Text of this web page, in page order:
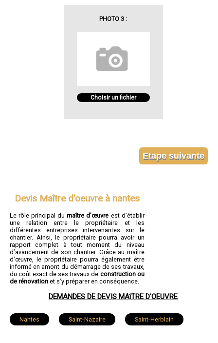
PHOTO 3 :
Choisir un fichier
Devis Maître d'oeuvre à nantes
Le rôle principal dumaître d’œuvre est d’établir
une relation entre le propriétaire et les
différentes entreprises intervenantes sur le
chantier. Ainsi, le propriétaire pourra avoir un
rapport complet à tout moment du niveau
d’avancement de son chantier. Grâce au maître
d’œuvre, le propriétaire pourra également être
informé en amont du démarrage de ses travaux,
du coût exact de ses travaux de construction ou
de rénovation et s’y préparer en conséquence.
DEMANDES DE DEVIS MAîTRE D'OEUVRE
Nantes Saint-Nazaire Saint-Herblain